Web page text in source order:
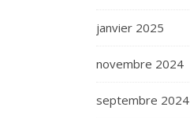
janvier 2025
novembre 2024
septembre 2024